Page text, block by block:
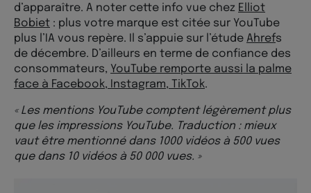
d’apparaître. A noter cette info vue chez Elliot
Bobiet : plus votre marque est citée sur YouTube
plus l’IA vous repère. Il s’appuie sur l’étude Ahrefs
de décembre. D’ailleurs en terme de confiance des
consommateurs, YouTube remporte aussi la palme
face à Facebook, Instagram, TikTok.
« Les mentions YouTube comptent légèrement plus
que les impressions YouTube. Traduction : mieux
vaut être mentionné dans 1000 vidéos à 500 vues
que dans 10 vidéos à 50 000 vues. »